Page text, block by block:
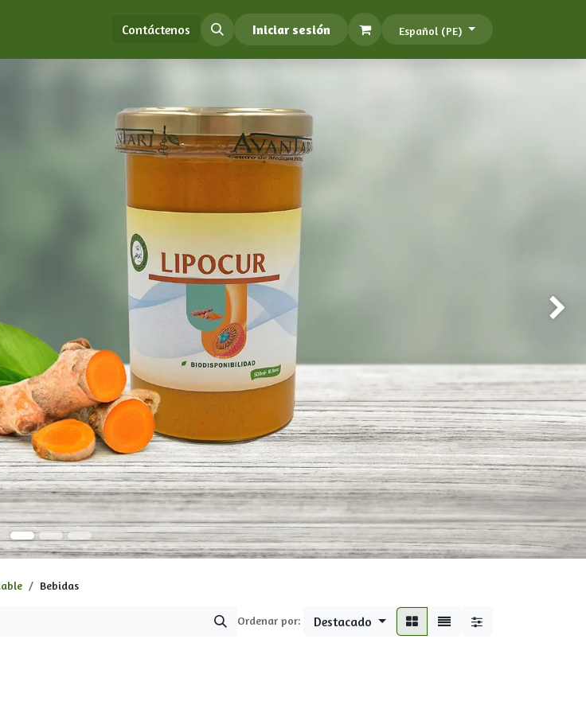
Educación
Contáctenos Iniciar sesión Español (PE)
Bebidas
Ordenar por: Destacado